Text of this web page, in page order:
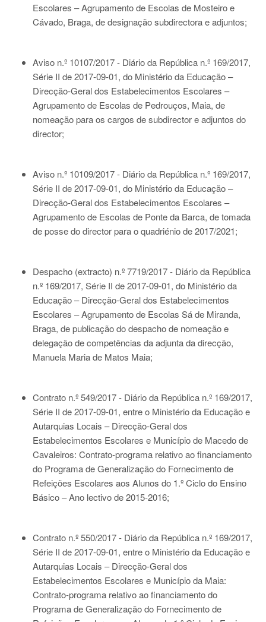
Escolares – Agrupamento de Escolas de Mosteiro e
Cávado, Braga, de designação subdirectora e adjuntos;
Aviso n.º 10107/2017 - Diário da República n.º 169/2017,
Série II de 2017-09-01, do Ministério da Educação –
Direcção-Geral dos Estabelecimentos Escolares –
Agrupamento de Escolas de Pedrouços, Maia, de
nomeação para os cargos de subdirector e adjuntos do
director;
Aviso n.º 10109/2017 - Diário da República n.º 169/2017,
Série II de 2017-09-01, do Ministério da Educação –
Direcção-Geral dos Estabelecimentos Escolares –
Agrupamento de Escolas de Ponte da Barca, de tomada
de posse do director para o quadriénio de 2017/2021;
Despacho (extracto) n.º 7719/2017 - Diário da República
n.º 169/2017, Série II de 2017-09-01, do Ministério da
Educação – Direcção-Geral dos Estabelecimentos
Escolares – Agrupamento de Escolas Sá de Miranda,
Braga, de publicação do despacho de nomeação e
delegação de competências da adjunta da direcção,
Manuela Maria de Matos Maia;
Contrato n.º 549/2017 - Diário da República n.º 169/2017,
Série II de 2017-09-01, entre o Ministério da Educação e
Autarquias Locais – Direcção-Geral dos
Estabelecimentos Escolares e Município de Macedo de
Cavaleiros: Contrato-programa relativo ao financiamento
do Programa de Generalização do Fornecimento de
Refeições Escolares aos Alunos do 1.º Ciclo do Ensino
Básico – Ano lectivo de 2015-2016;
Contrato n.º 550/2017 - Diário da República n.º 169/2017,
Série II de 2017-09-01, entre o Ministério da Educação e
Autarquias Locais – Direcção-Geral dos
Estabelecimentos Escolares e Município da Maia:
Contrato-programa relativo ao financiamento do
Programa de Generalização do Fornecimento de